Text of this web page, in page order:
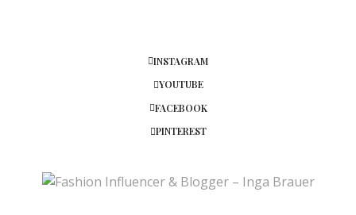
INSTAGRAM
YOUTUBE
FACEBOOK
PINTEREST